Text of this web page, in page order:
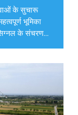
के सुचारू
भूमिका
के संचरण